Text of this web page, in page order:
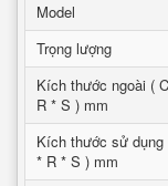
Model
Trọng lượng
Kích thước ngoài (
R * S ) mm
Kích thước sử dụng
* R * S ) mm